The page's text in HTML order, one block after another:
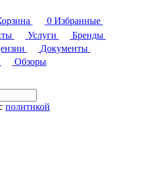
0 Избранные
Услуги
Бренды
Документы
Обзоры
политикой